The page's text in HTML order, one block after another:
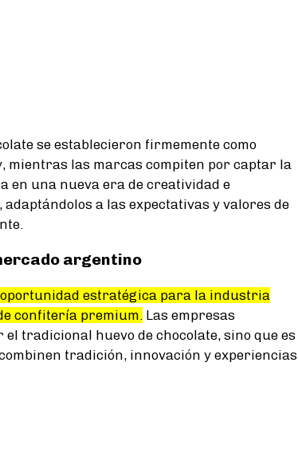
se establecieron firmemente como
mientras las marcas compiten por captar la
en una nueva era de creatividad e
a las expectativas y valores de
argentino
estratégica para la industria
confitería premium. Las empresas
tradicional huevo de chocolate, sino que es
tradición, innovación y experiencias